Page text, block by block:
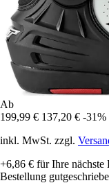
Ab
199,99 € 137,20 € -31%
inkl. MwSt. zzgl.
+6,86 € für Ihre nächste
Bestellung